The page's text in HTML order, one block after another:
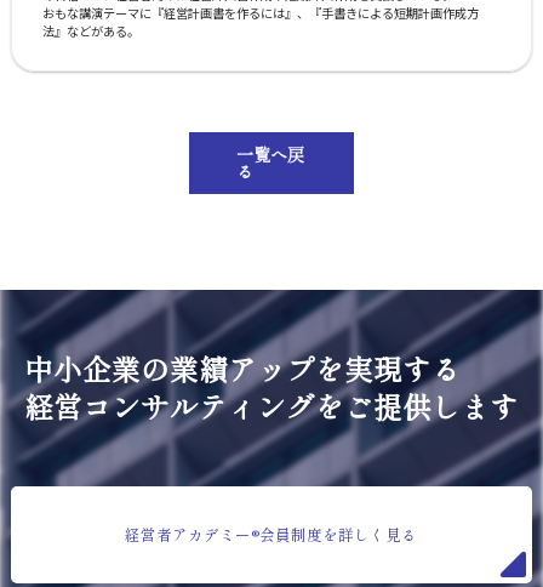
おもな講演テーマに『経営計画書を作るには』、『手書きによる短期計画作成方
法』などがある。
一覧へ戻
る
中小企業の業績アップを実現する
経営コンサルティングをご提供します
経営者アカデミー®会員制度を詳しく見る